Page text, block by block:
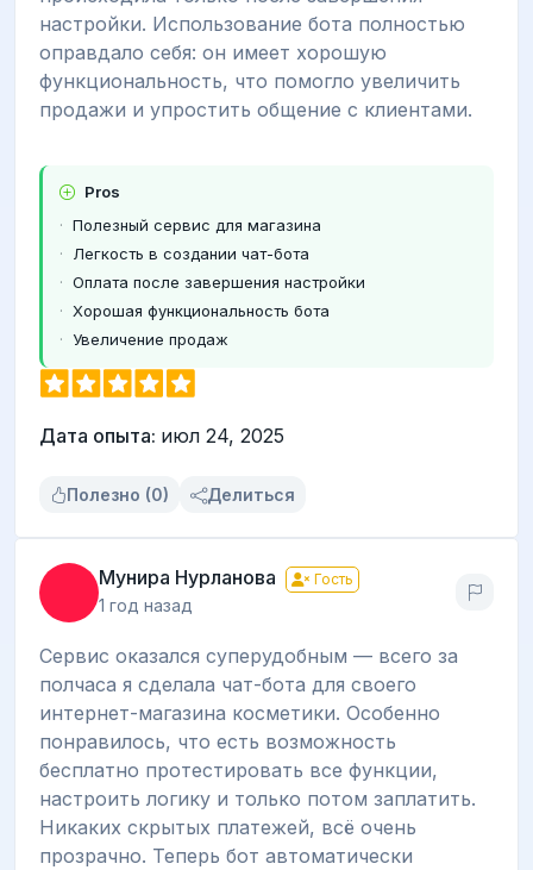
настройки. Использование бота полностью
оправдало себя: он имеет хорошую
функциональность, что помогло увеличить
продажи и упростить общение с клиентами.
Pros
Полезный сервис для магазина
Легкость в создании чат-бота
Оплата после завершения настройки
Хорошая функциональность бота
Увеличение продаж
Дата опыта: июл 24, 2025
Полезно (0) Делиться
Мунира Нурланова Гость
1 год назад
Сервис оказался суперудобным — всего за
полчаса я сделала чат-бота для своего
интернет-магазина косметики. Особенно
понравилось, что есть возможность
бесплатно протестировать все функции,
настроить логику и только потом заплатить.
Никаких скрытых платежей, всё очень
прозрачно. Теперь бот автоматически